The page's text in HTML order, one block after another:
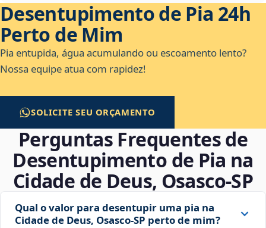
Desentupimento de Pia 24h
Perto de Mim
Pia entupida, água acumulando ou escoamento lento?
Nossa equipe atua com rapidez!
SOLICITE SEU ORÇAMENTO
Perguntas Frequentes de
Desentupimento de Pia na
Cidade de Deus, Osasco‑SP
Qual o valor para desentupir uma pia na
Cidade de Deus, Osasco‑SP perto de mim?